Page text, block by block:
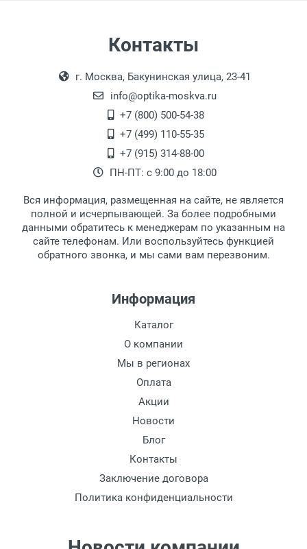
Контакты
г. Москва, Бакунинская улица, 23-41
info@optika-moskva.ru
+7 (800) 500-54-38
+7 (499) 110-55-35
+7 (915) 314-88-00
ПН-ПТ: с 9:00 до 18:00
Вся информация, размещенная на сайте, не является
полной и исчерпывающей. За более подробными
данными обратитесь к менеджерам по указанным на
сайте телефонам. Или воспользуйтесь функцией
обратного звонка, и мы сами вам перезвоним.
Информация
Каталог
О компании
Мы в регионах
Оплата
Акции
Новости
Блог
Контакты
Заключение договора
Политика конфиденциальности